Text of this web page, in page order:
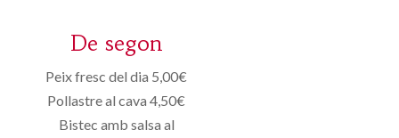
De segon
Peix fresc del dia 5,00€
Pollastre al cava 4,50€
Bistec amb salsa al